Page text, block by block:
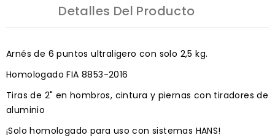
Detalles Del Producto
Arnés de 6 puntos ultraligero con solo 2,5 kg.
Homologado FIA 8853-2016
Tiras de 2" en hombros, cintura y piernas con tiradores de
aluminio
¡Solo homologado para uso con sistemas HANS!